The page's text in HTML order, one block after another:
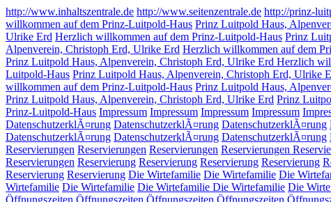
http://www.inhaltszentrale.de http://www.seitenzentrale.de http://prinz-
willkommen auf dem Prinz-Luitpold-Haus Prinz Luitpold Haus,
Ulrike Erd Herzlich willkommen auf dem Prinz-Luitpold-Haus Prinz
Alpenverein, Christoph Erd, Ulrike Erd Herzlich willkommen auf dem
Prinz Luitpold Haus, Alpenverein, Christoph Erd, Ulrike Erd Herzlich
Luitpold-Haus Prinz Luitpold Haus, Alpenverein, Christoph Erd, Ulrike
willkommen auf dem Prinz-Luitpold-Haus Prinz Luitpold Haus,
Prinz Luitpold Haus, Alpenverein, Christoph Erd, Ulrike Erd Prinz
Prinz-Luitpold-Haus Impressum Impressum Impressum Impressum
DatenschutzerklÃ¤rung DatenschutzerklÃ¤rung DatenschutzerklÃ¤rung
DatenschutzerklÃ¤rung DatenschutzerklÃ¤rung DatenschutzerklÃ¤rung
Reservierungen Reservierungen Reservierungen Reservierungen
Reservierungen Reservierung Reservierung Reservierung Reservierung
Reservierung Reservierung Die Wirtefamilie Die Wirtefamilie Die
Wirtefamilie Die Wirtefamilie Die Wirtefamilie Die Wirtefamilie Die
Öffnungszeiten Öffnungszeiten Öffnungszeiten Öffnungszeiten